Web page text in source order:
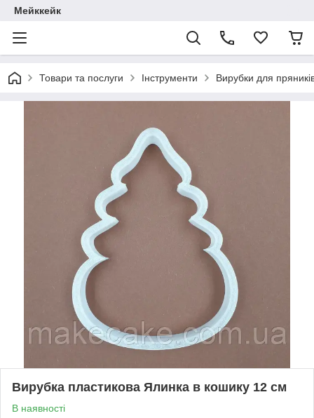
Мейккейк
Товари та послуги Інструменти Вирубки для
Вирубка пластикова Ялинка в кошику 12 см
В наявності